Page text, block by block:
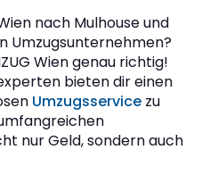
nach Mulhouse und
Umzugsunternehmen?
Wien genau richtig!
bieten dir einen
Umzugsservice zu
nur Geld, sondern auch